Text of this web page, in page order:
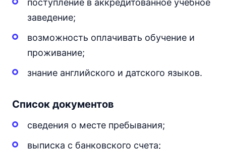
поступление в аккредитованное учебное
заведение;
возможность оплачивать обучение и
проживание;
знание английского и датского языков.
Список документов
сведения о месте пребывания;
выписка с банковского счета;